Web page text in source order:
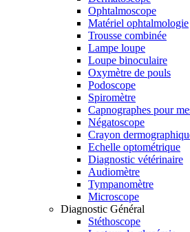
Ophtalmoscope
Matériel ophtalmologie
Trousse combinée
Lampe loupe
Loupe binoculaire
Oxymètre de pouls
Podoscope
Spiromètre
Capnographes pour
Négatoscope
Crayon
Echelle optométrique
Diagnostic vétérinaire
Audiomètre
Tympanomètre
Microscope
Diagnostic Général
Stéthoscope